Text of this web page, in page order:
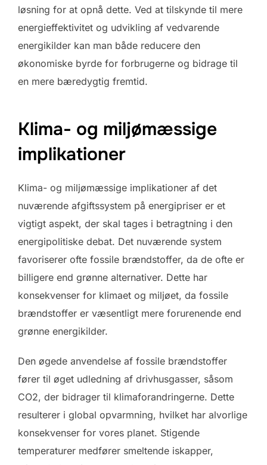
løsning for at opnå dette. Ved at tilskynde til mere
energieffektivitet og udvikling af vedvarende
energikilder kan man både reducere den
økonomiske byrde for forbrugerne og bidrage til
en mere bæredygtig fremtid.
Klima- og miljømæssige
implikationer
Klima- og miljømæssige implikationer af det
nuværende afgiftssystem på energipriser er et
vigtigt aspekt, der skal tages i betragtning i den
energipolitiske debat. Det nuværende system
favoriserer ofte fossile brændstoffer, da de ofte er
billigere end grønne alternativer. Dette har
konsekvenser for klimaet og miljøet, da fossile
brændstoffer er væsentligt mere forurenende end
grønne energikilder.
Den øgede anvendelse af fossile brændstoffer
fører til øget udledning af drivhusgasser, såsom
CO2, der bidrager til klimaforandringerne. Dette
resulterer i global opvarmning, hvilket har alvorlige
konsekvenser for vores planet. Stigende
temperaturer medfører smeltende iskapper,